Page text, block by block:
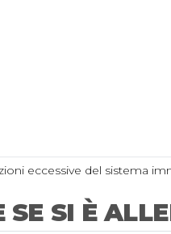
eccessive del sistema
SE SI È